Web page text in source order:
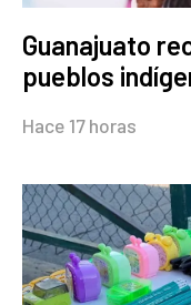
Guanajuato
pueblos
Hace 17 horas